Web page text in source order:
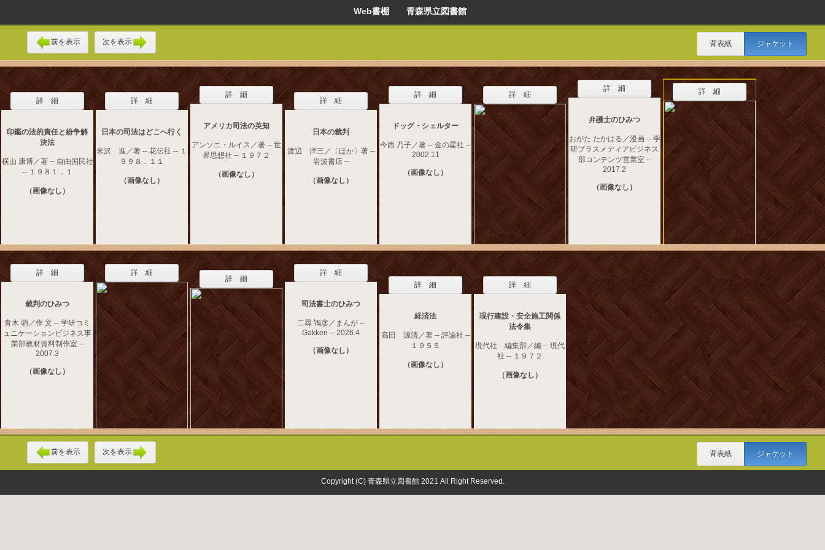
Web書棚 青森県立図書館
前を表示 次を表示 背表紙 ジャケット
詳 細
印鑑の法的責任と紛争解
決法
横山 康博／著 -- 自由国民社
-- １９８１．１
（画像なし）
詳 細
日本の司法はどこへ行く
米沢 進／著 -- 花伝社 -- １
９９８．１１
（画像なし）
詳 細
アメリカ司法の英知
アンソニ・ルイス／著 -- 世
界思想社 -- １９７２
（画像なし）
詳 細
日本の裁判
渡辺 洋三／〔ほか〕著 --
岩波書店 --
（画像なし）
詳 細
ドッグ・シェルター
今西 乃子／著 -- 金の星社 --
2002.11
（画像なし）
詳 細
詳 細
弁護士のひみつ
おがた たかはる／漫画 -- 学
研プラスメディアビジネス
部コンテンツ営業室 --
2017.2
（画像なし）
詳 細
詳 細
裁判のひみつ
青木 萌／作 文 -- 学研コミ
ュニケーションビジネス事
業部教材資料制作室 --
2007.3
（画像なし）
詳 細
詳 細
詳 細
司法書士のひみつ
二尋 鴇彦／まんが --
Gakken -- 2026.4
（画像なし）
詳 細
経済法
高田 源清／著 -- 評論社 --
１９５５
（画像なし）
詳 細
現行建設・安全施工関係
法令集
現代社 編集部／編 -- 現代
社 -- １９７２
（画像なし）
前を表示 次を表示 背表紙 ジャケット
Copyright (C) 青森県立図書館 2021 All Right Reserved.